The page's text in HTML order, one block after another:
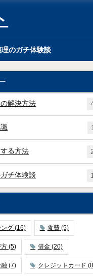
理のガチ体験談
解決方法
る方法
チ体験談
ング(16) 食費(5)
方(5) 借金(20)
(7) クレジットカード